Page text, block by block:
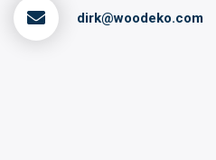
dirk@woodeko.com